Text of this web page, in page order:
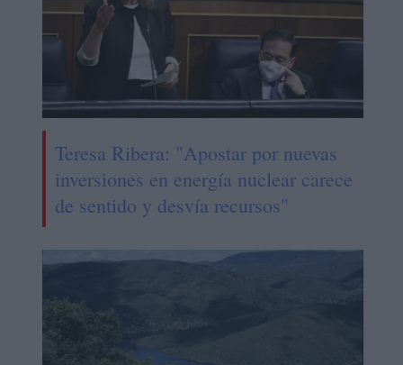
Teresa Ribera: "Apostar por nuevas
inversiones en energía nuclear carece
de sentido y desvía recursos"